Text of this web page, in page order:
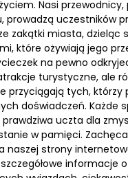
Nasi przewodnicy,
prowadzą uczestników
zakątki miasta, dzieląc
które ożywiają jego
na pewno
turystyczne, ale
przyciągają tych, którzy
doświadczeń. Każde
uczta dla
w pamięci.
naszej strony
informacje o